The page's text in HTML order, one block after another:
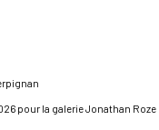
pour la galerie Jonathan Roze